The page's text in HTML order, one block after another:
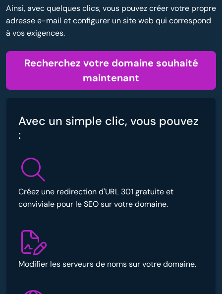
Ainsi, avec quelques clics, vous pouvez créer votre propre
adresse e-mail et configurer un site web qui correspond
à vos exigences.
Recherchez votre domaine souhaité
maintenant
Avec un simple clic, vous pouvez
:
Créez une redirection d'URL 301 gratuite et
conviviale pour le SEO sur votre domaine.
Modifier les serveurs de noms sur votre domaine.